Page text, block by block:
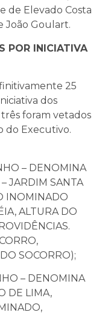
de Elevado Costa
João Goulart.
POR INICIATIVA
25
dos
foram vetados
do Executivo.
– DENOMINA
JARDIM SANTA
INOMINADO
ALTURA DO
SOCORRO);
– DENOMINA
DE LIMA,